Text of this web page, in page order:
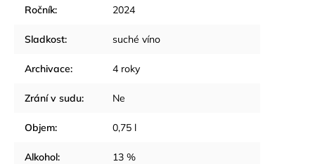
Ročník: 2024
Sladkost: suché víno
Archivace: 4 roky
Zrání v sudu: Ne
Objem: 0,75 l
Alkohol: 13 %